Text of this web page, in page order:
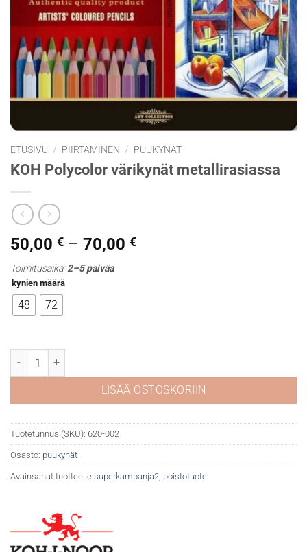
ETUSIVU / PIIRTÄMINEN / PUUKYNÄT
KOH Polycolor värikynät metallirasiassa
50,00 € – 70,00 €Hintaluokka:
Toimitusaika:2–5 päivää
kynien määrä
48 72
KOH Polycolor värikynät metallirasiassa määrä
LISÄÄ OSTOSKORIIN
Tuotetunnus (SKU): 620-002
Osasto: puukynät
Avainsanat tuotteelle superkampanja2, poistotuote